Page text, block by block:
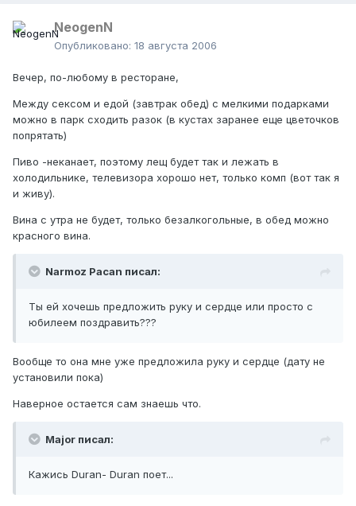
NeogenN
Опубликовано: 18 августа 2006
Вечер, по-любому в ресторане,
Между сексом и едой (завтрак обед) с мелкими подарками
можно в парк сходить разок (в кустах заранее еще цветочков
попрятать)
Пиво -неканает, поэтому лещ будет так и лежать в
холодильнике, телевизора хорошо нет, только комп (вот так я
и живу).
Вина с утра не будет, только безалкогольные, в обед можно
красного вина.
Narmoz Pacan писал:
Ты ей хочешь предложить руку и сердце или просто с
юбилеем поздравить???
Вообще то она мне уже предложила руку и сердце (дату не
установили пока)
Наверное остается сам знаешь что.
Major писал:
Кажись Duran- Duran поет...